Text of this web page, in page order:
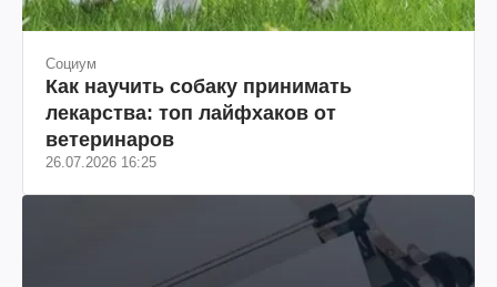
Социум
Как научить собаку принимать
лекарства: топ лайфхаков от
ветеринаров
26.07.2026 16:25